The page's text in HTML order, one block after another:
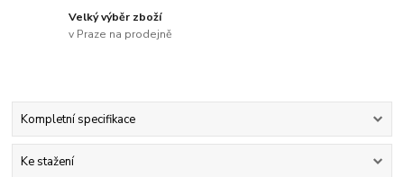
Velký výběr zboží
v Praze na prodejně
Kompletní specifikace
Ke stažení